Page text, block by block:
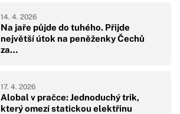
Na jaře půjde do tuhého. Přijde
největší útok na peněženky Čechů
za…
14. 4. 2026
Alobal v pračce: Jednoduchý trik,
který omezí statickou elektřinu
17. 4. 2026